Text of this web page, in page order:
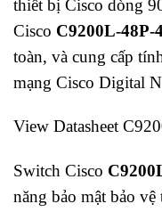
thiết bị Cisco dòng
Cisco C9200L-48P-
toàn, và cung cấp
mạng Cisco Digital
View Datasheet
Switch Cisco
năng bảo mật bảo